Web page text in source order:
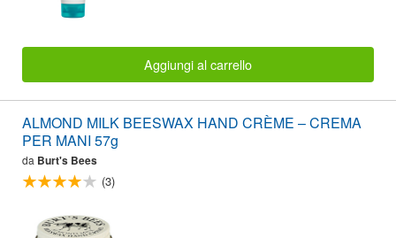
Aggiungi al carrello
ALMOND MILK BEESWAX HAND CRÈME – CREMA
PER MANI 57g
da Burt's Bees
(3)